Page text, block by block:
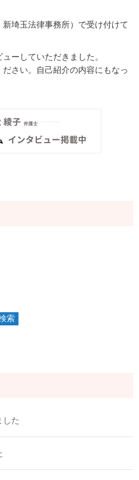
新埼玉法律事務所）で受け付けて
ーしていただきました。
さい。自己紹介の内容にもなっ
索
した